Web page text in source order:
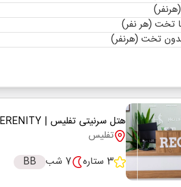
تخت (هر نفر)
تخت (هرنفر)
هتل سرنیتی تفلیس | HOTEL SERENITY
تفلیس
3 ستاره
7 شب BB